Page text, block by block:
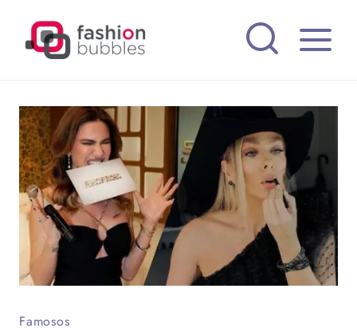
Famosos